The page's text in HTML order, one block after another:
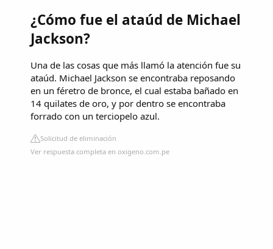
¿Cómo fue el ataúd de Michael
Jackson?
Una de las cosas que más llamó la atención fue su
ataúd. Michael Jackson se encontraba reposando
en un féretro de bronce, el cual estaba bañado en
14 quilates de oro, y por dentro se encontraba
forrado con un terciopelo azul.
Solicitud de eliminación
Ver respuesta completa en oxigeno.com.pe